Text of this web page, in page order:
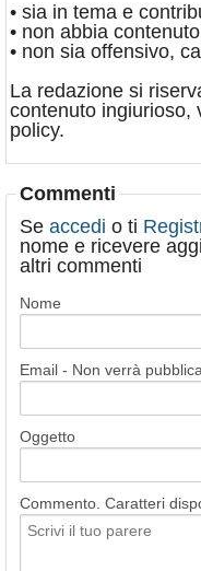
• sia in tema e
• non abbia
• non sia offensivo,
La redazione si
contenuto ingiurioso,
policy.
Commenti
Se accedi o ti
nome e ricevere
altri commenti
Nome
Email - Non verrà
Oggetto
Commento. Caratteri